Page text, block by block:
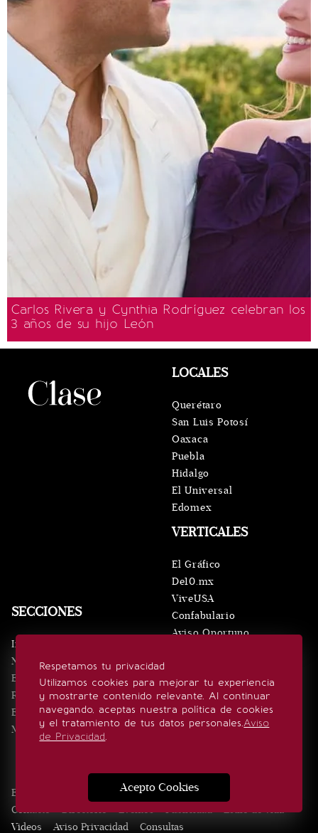
Carlos Rivera y Cynthia Rodríguez celebran los
3 años de su hijo León
Respetamos tu privacidad
Utilizamos cookies para mejorar tu experiencia
y mostrarte contenido relevante. Al continuar
navegando, aceptas nuestra política de cookies
y el tratamiento de tus datos personales.Aviso
de Privacidad.
Acepto Cookies
SECCIONES
Inicio
Noticias
Eventos
Realeza
Estilo de vida
Minuto x Minuto
VERTICALES
El Gráfico
De10.mx
ViveUSA
Confabulario
Aviso Oportuno
LOCALES
Querétaro
San Luis Potosí
Oaxaca
Puebla
Hidalgo
El Universal
Edomex
SÍGUENOS
Edición Impresa Noticias Quiénes somos
Contacto
Directorio Eventos Publicidad
Estilo de vida
Videos
Aviso Privacidad Consultas